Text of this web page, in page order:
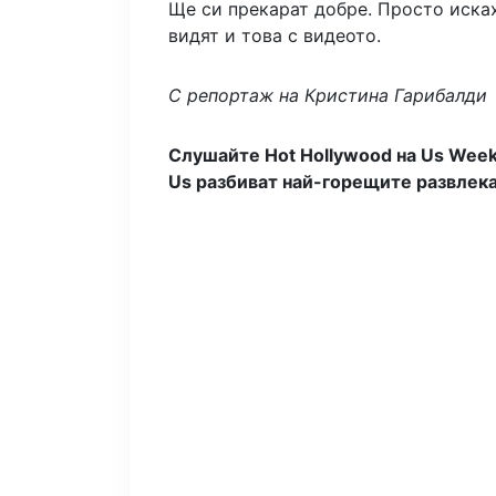
Ще си прекарат добре. Просто
видят и това с видеото.
С репортаж на Кристина Гарибалди
Слушайте Hot Hollywood на Us
Us разбиват най-горещите